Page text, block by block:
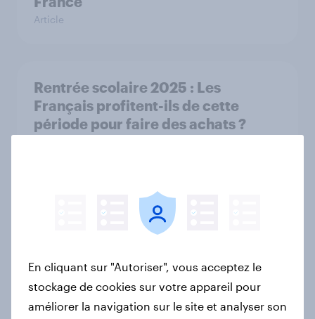
Article
Rentrée scolaire 2025 : Les
Français profitent-ils de cette
période pour faire des achats ?
Cotisations assurance en hausse :
L’inquiétude gagne-t-elle les
Rapport
En cliquant sur "Autoriser", vous acceptez le
stockage de cookies sur votre appareil pour
améliorer la navigation sur le site et analyser son